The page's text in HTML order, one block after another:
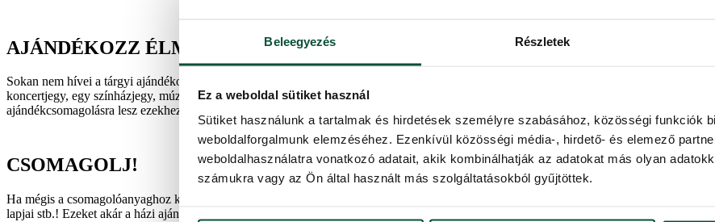
Beleegyezés Részletek
Ez a weboldal sütiket használ
Sütiket használunk a tartalmak és hirdetések személyre szabásához, közösségi funkciók
weboldalforgalmunk elemzéséhez. Ezenkívül közösségi média-, hirdető- és elemező
weboldalhasználatra vonatkozó adatait, akik kombinálhatják az adatokat más olyan
számukra vagy az Ön által használt más szolgáltatásokból gyűjtöttek.
AJÁNDÉKOZZ ÉLMÉNYT
Sokan nem hívei a tárgyi ajándékoknak, mivel sokszor nehéz kifejezni a szeretetünket egy-egy tárgy formájában, szinte lehetetlen. Ha
koncertjegy, egy színházjegy, múzeum látogatás, tanfolyam vagy egy díjnyertes mozifilm. Ha belegondolunk, szinte végtelen sokféle
ajándékcsomagolásra lesz ezekhez szükség.
CSOMAGOLJ!
Ha mégis a csomagolóanyaghoz kéne nyúlnunk, ne feledkezzünk meg arról, hogy akár otthon mi magunk is elkészíthetjük a saját
lapjai stb.! Ezeket akár a házi ajándékcímkékhez is felhasználhatjuk.